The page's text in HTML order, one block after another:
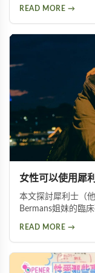
朋友找到有效的解
READ MORE →
女性可以使用犀
本文探討犀利士（
Bermans姐妹的臨
READ MORE →